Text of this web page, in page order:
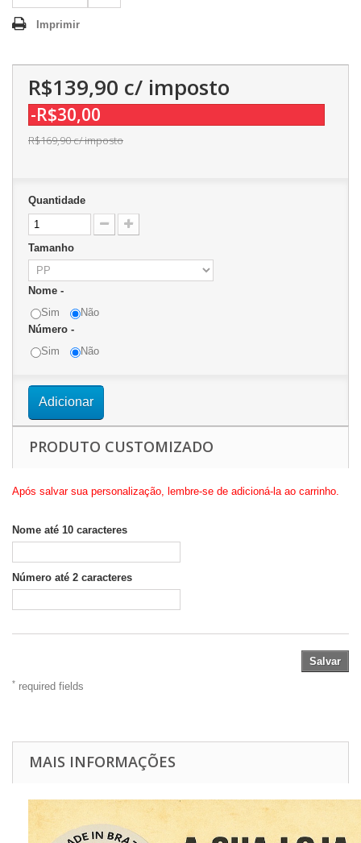
Imprimir
R$139,90 c/ imposto
-R$30,00
R$169,90c/ imposto
Quantidade
Tamanho
Nome -
Sim
Não
Número -
Sim
Não
Adicionar
PRODUTO CUSTOMIZADO
Após salvar sua personalização, lembre-se de adicioná-la ao carrinho.
Nome até 10 caracteres
Número até 2 caracteres
Salvar
* required fields
MAIS INFORMAÇÕES